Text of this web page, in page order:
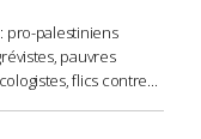
pro-palestiniens
pauvres
flics contre...